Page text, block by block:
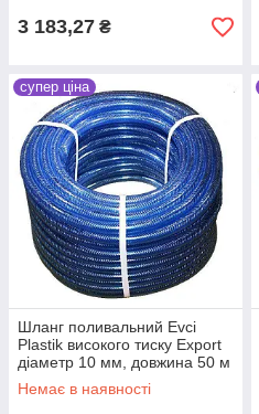
3 183,27 ₴
супер ціна
Шланг поливальний Evci
Plastik високого тиску Export
діаметр 10 мм, довжина 50 м
(VD 10 50)
Немає в наявності